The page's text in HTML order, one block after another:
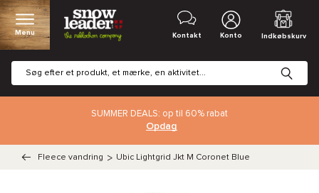
Menu Kontakt Konto Indkøbskurv
SUMMER DEALS: op til 60% rabat
Opdag
Fleece vandring > Ubic Lightgrid Jkt M Coronet Blue